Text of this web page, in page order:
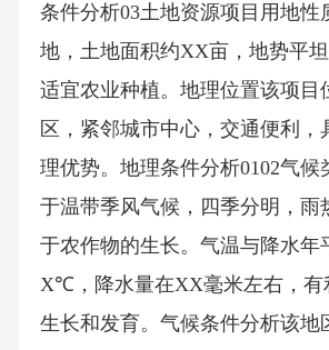
条件分析03土地资源项目用地性
地，土地面积约XX亩，地势平坦
适宜农业种植。地理位置该项
区，紧邻城市中心，交通便利，
理优势。地理条件分析0102气候
于温带季风气候，四季分明，雨
于农作物的生长。气温与降水年
X℃，降水量在XX毫米左右，有
生长和发育。气候条件分析该地